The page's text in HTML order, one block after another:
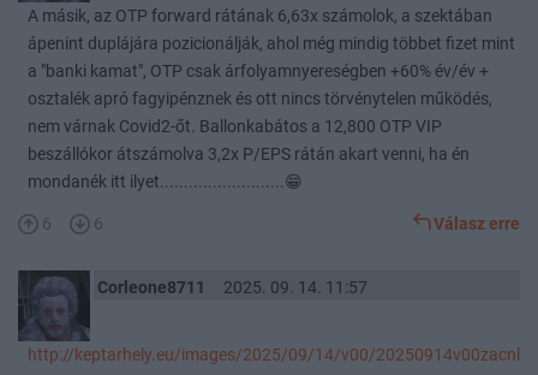
A másik, az OTP forward rátának 6,63x számolok, a szektában
ápenint duplájára pozicionálják, ahol még mindig többet fizet mint
a "banki kamat", OTP csak árfolyamnyereségben +60% év/év +
osztalék apró fagyipénznek és ott nincs törvénytelen működés,
nem várnak Covid2-őt. Ballonkabátos a 12,800 OTP VIP
beszállókor átszámolva 3,2x P/EPS rátán akart venni, ha én
mondanék itt ilyet..........................😁
6 6 Válasz erre
Corleone8711 2025. 09. 14. 11:57
http://keptarhely.eu/images/2025/09/14/v00/20250914v00zacnl